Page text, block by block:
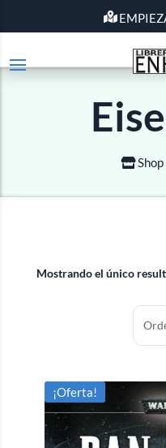
Shop
Mostrando el único
¡Oferta!